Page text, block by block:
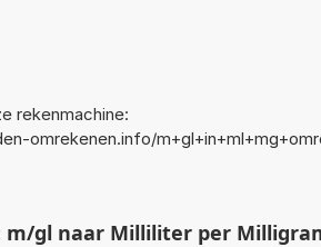
rekenmachine:
omrekenen.info/
m/gl naar Milliliter per